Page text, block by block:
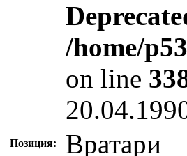
/home/
on line
Позиция: Вратари